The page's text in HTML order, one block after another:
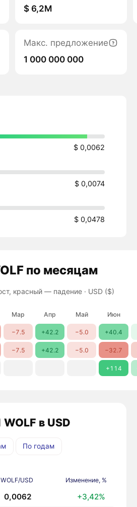
$ 6,2M
Макс. предложение
1 000 000 000
$ 0,0062
$ 0,0074
$ 0,0478
по месяцам
красный — падение· USD ($)
Мар Апр Май Июн
−7.5 +42.2 −5.0 +40.4
−7.5 +42.2 −5.0 −32.7
+114
в USD
По годам
USD Изменение, %
0,0062 +3,42%